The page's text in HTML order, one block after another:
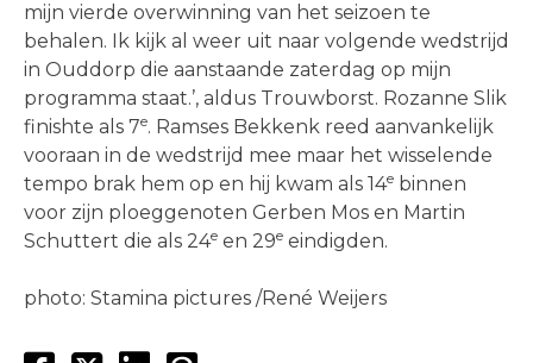
mijn vierde overwinning van het seizoen te
behalen. Ik kijk al weer uit naar volgende wedstrijd
in Ouddorp die aanstaande zaterdag op mijn
programma staat.’, aldus Trouwborst. Rozanne Slik
finishte als 7e. Ramses Bekkenk reed aanvankelijk
vooraan in de wedstrijd mee maar het wisselende
tempo brak hem op en hij kwam als 14e binnen
voor zijn ploeggenoten Gerben Mos en Martin
Schuttert die als 24e en 29e eindigden.
photo: Stamina pictures /René Weijers